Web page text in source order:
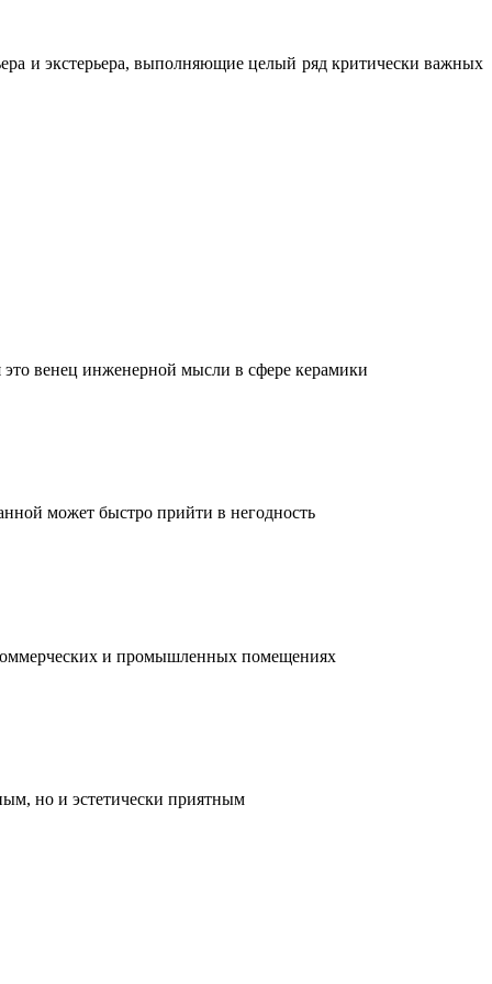
и экстерьера, выполняющие целый ряд критически важных
венец инженерной мысли в сфере керамики
может быстро прийти в негодность
и промышленных помещениях
но и эстетически приятным